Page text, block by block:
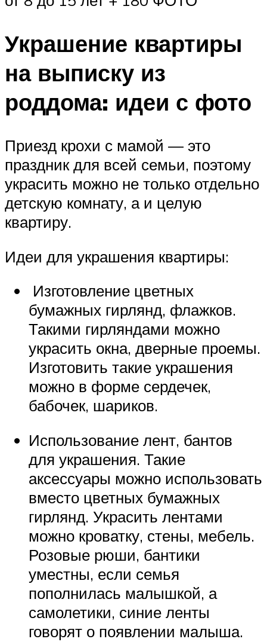
Украшение квартиры
на выписку из
роддома: идеи с фото
Приезд крохи с мамой — это
праздник для всей семьи, поэтому
украсить можно не только отдельно
детскую комнату, а и целую
квартиру.
Идеи для украшения квартиры:
Изготовление цветных
бумажных гирлянд, флажков.
Такими гирляндами можно
украсить окна, дверные проемы.
Изготовить такие украшения
можно в форме сердечек,
бабочек, шариков.
Использование лент, бантов
для украшения. Такие
аксессуары можно использовать
вместо цветных бумажных
гирлянд. Украсить лентами
можно кроватку, стены, мебель.
Розовые рюши, бантики
уместны, если семья
пополнилась малышкой, а
самолетики, синие ленты
говорят о появлении малыша.